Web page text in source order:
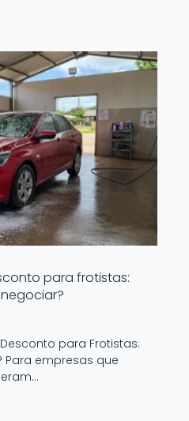
para frotistas:
para Frotistas:
Para empresas que